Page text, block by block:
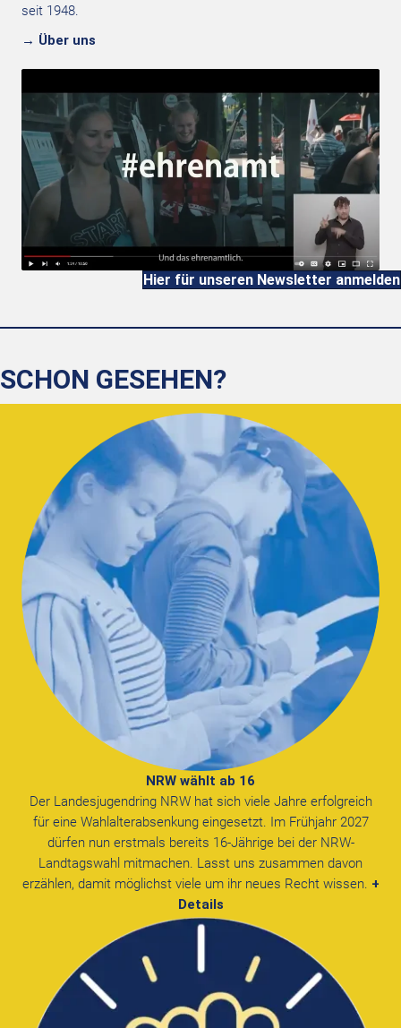
seit 1948.
→ Über uns
Hier für unseren Newsletter anmelden
SCHON GESEHEN?
NRW wählt ab 16
Der Landesjugendring NRW hat sich viele Jahre erfolgreich
für eine Wahlalterabsenkung eingesetzt. Im Frühjahr 2027
dürfen nun erstmals bereits 16-Jährige bei der NRW-
Landtagswahl mitmachen. Lasst uns zusammen davon
erzählen, damit möglichst viele um ihr neues Recht wissen. +
Details